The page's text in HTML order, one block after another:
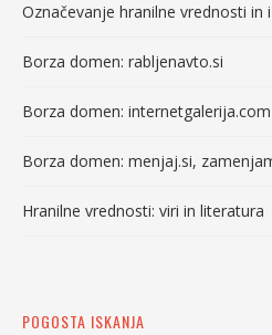
Označevanje hranilne vrednosti in
Borza domen: rabljenavto.si
Borza domen: internetgalerija.com
Borza domen: menjaj.si,
Hranilne vrednosti: viri in literatura
POGOSTA ISKANJA